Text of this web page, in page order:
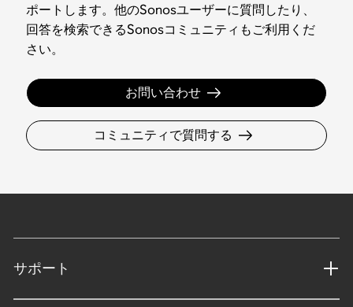
ポートします。他のSonosユーザーに質問したり、
回答を検索できるSonosコミュニティもご利用くだ
さい。
お問い合わせ
コミュニティで質問する
サポート